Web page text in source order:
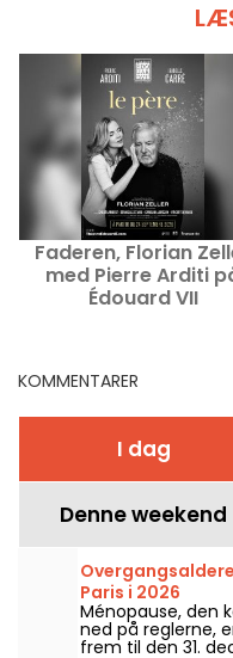
Faderen, Florian
med Pierre Arditi
Édouard VII
KOMMENTARER
I dag
Denne weekend
Paris i 2026
Ménopause, den
ned på reglerne,
frem til den 31.